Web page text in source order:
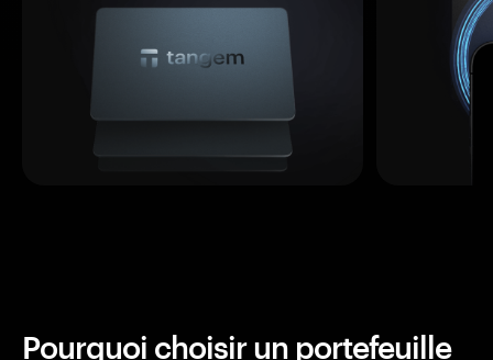
Pourquoi choisir un portefeuille